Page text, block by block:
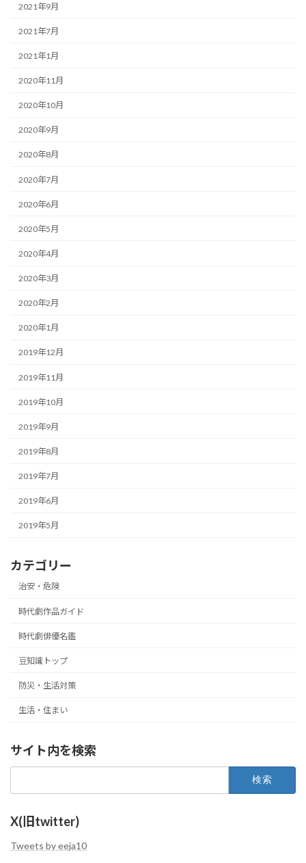
2021年9月
2021年7月
2021年1月
2020年11月
2020年10月
2020年9月
2020年8月
2020年7月
2020年6月
2020年5月
2020年4月
2020年3月
2020年2月
2020年1月
2019年12月
2019年11月
2019年10月
2019年9月
2019年8月
2019年7月
2019年6月
2019年5月
カテゴリー
治安・危険
時代劇作品ガイド
時代劇俳優名鑑
豆知識トップ
防災・生活対策
生活・住まい
サイト内を検索
X(旧twitter)
Tweets by eeja10